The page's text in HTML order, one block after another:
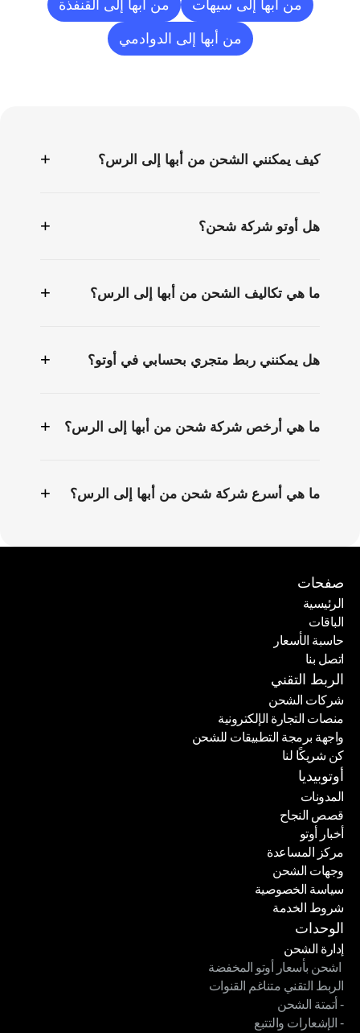
من أبها إلى سيهات من أبها إلى القنفذة
من أبها إلى الدوادمي
كيف يمكنني الشحن من أبها إلى الرس؟ +
هل أوتو شركة شحن؟ +
ما هي تكاليف الشحن من أبها إلى الرس؟ +
هل يمكنني ربط متجري بحسابي في أوتو؟ +
ما هي أرخص شركة شحن من أبها إلى الرس؟ +
ما هي أسرع شركة شحن من أبها إلى الرس؟ +
صفحات
الرئيسية
الرئيسية
الباقات
الباقات
حاسبة الأسعار
حاسبة الأسعار
اتصل بنا
اتصل بنا
الربط التقني
شركات الشحن
شركات الشحن
منصات التجارة الإلكترونية
منصات التجارة الإلكترونية
واجهة برمجة التطبيقات للشحن
واجهة برمجة التطبيقات للشحن
كن شريكًا لنا
كن شريكًا لنا
أوتوبيديا
المدونات
المدونات
قصص النجاح
قصص النجاح
أخبار أوتو
أخبار أوتو
مركز المساعدة
مركز المساعدة
وجهات الشحن
وجهات الشحن
سياسة الخصوصية
سياسة الخصوصية
شروط الخدمة
شروط الخدمة
الوحدات
إدارة الشحن
إدارة الشحن
اشحن بأسعار أوتو المخفضة
اشحن بأسعار أوتو المخفضة
الربط التقني متناغم القنوات
الربط التقني متناغم القنوات
- أتمتة الشحن
- أتمتة الشحن
- الإشعارات والتتبع